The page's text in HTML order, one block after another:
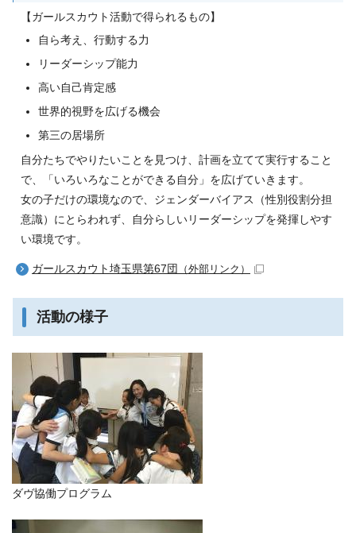
【ガールスカウト活動で得られるもの】
自ら考え、行動する力
リーダーシップ能力
高い自己肯定感
世界的視野を広げる機会
第三の居場所
自分たちでやりたいことを見つけ、計画を立てて実行すること
で、「いろいろなことができる自分」を広げていきます。
女の子だけの環境なので、ジェンダーバイアス（性別役割分担
意識）にとらわれず、自分らしいリーダーシップを発揮しやす
い環境です。
ガールスカウト埼玉県第67団 （外部リンク）
活動の様子
ダヴ協働プログラム